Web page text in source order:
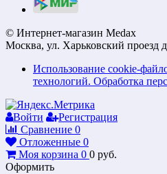
© Интернет-магазин Medax
Москва, ул. Харьковский проезд
Использование cookie-
технологий. Обработка
Войти
Регистрация
Сравнение 0
Отложенные 0
Моя корзина 0 0 руб.
Оформить